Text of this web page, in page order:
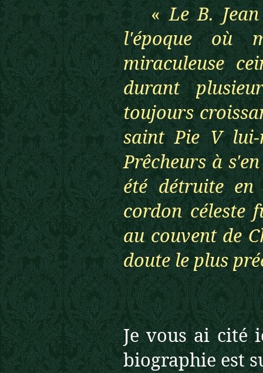
«Le B.
l'époque où
miraculeuse
durant
toujours
saint Pie V lui-
Prêcheurs à
été détruite en
cordon céleste
au couvent de
doute le plus
Je vous ai cité
biographie est